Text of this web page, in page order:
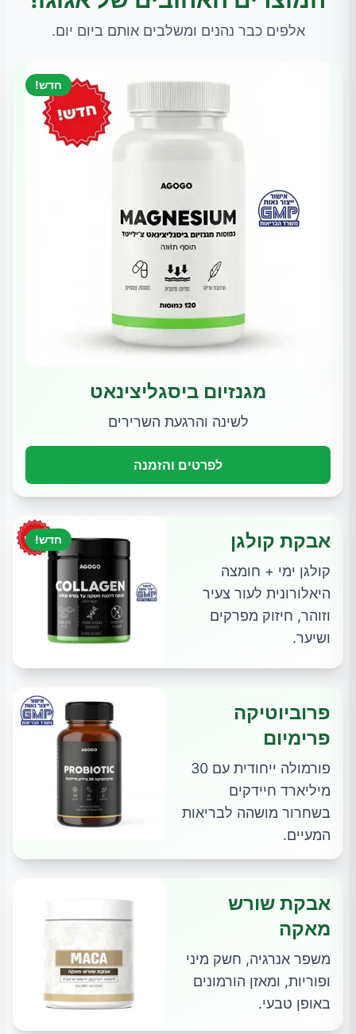
אלפים כבר נהנים ומשלבים אותם ביום יום.
חדש!
מגנזיום ביסגליצינאט
לשינה והרגעת השרירים
לפרטים והזמנה
חדש! אבקת קולגן
קולגן ימי + חומצה
היאלורונית לעור צעיר
וזוהר, חיזוק מפרקים
ושיער.
פרוביוטיקה
פרימיום
פורמולה ייחודית עם 30
מיליארד חיידקים
בשחרור מושהה לבריאות
המעיים.
אבקת שורש
מאקה
משפר אנרגיה, חשק מיני
ופוריות, ומאזן הורמונים
באופן טבעי.